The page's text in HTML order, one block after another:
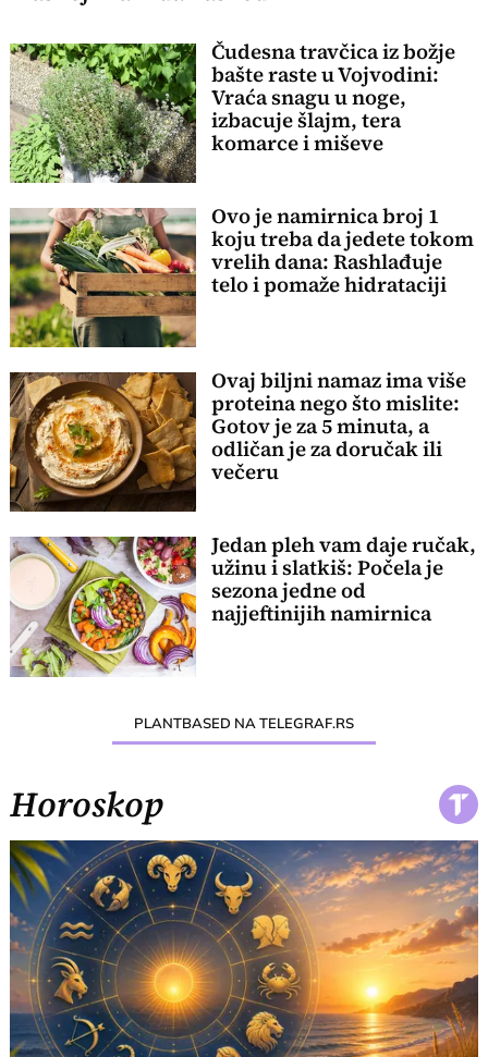
Čudesna travčica iz božje
bašte raste u Vojvodini:
Vraća snagu u noge,
izbacuje šlajm, tera
komarce i miševe
Ovo je namirnica broj 1
koju treba da jedete tokom
vrelih dana: Rashlađuje
telo i pomaže hidrataciji
Ovaj biljni namaz ima više
proteina nego što mislite:
Gotov je za 5 minuta, a
odličan je za doručak ili
večeru
Jedan pleh vam daje ručak,
užinu i slatkiš: Počela je
sezona jedne od
najjeftinijih namirnica
PLANTBASED NA TELEGRAF.RS
Horoskop